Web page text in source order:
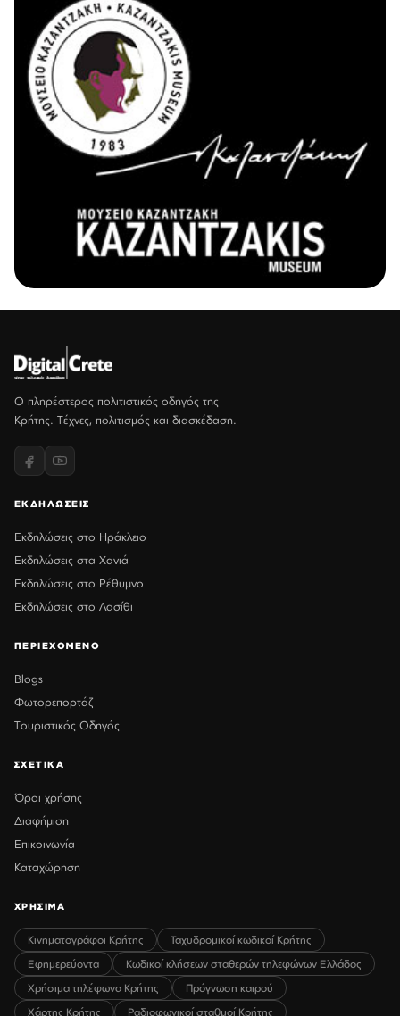
Ο πληρέστερος πολιτιστικός οδηγός της
Κρήτης. Τέχνες, πολιτισμός και διασκέδαση.
ΕΚΔΗΛΩΣΕΙΣ
Εκδηλώσεις στο Ηράκλειο
Εκδηλώσεις στα Χανιά
Εκδηλώσεις στο Ρέθυμνο
Εκδηλώσεις στο Λασίθι
ΠΕΡΙΕΧΟΜΕΝΟ
Blogs
Φωτορεπορτάζ
Τουριστικός Οδηγός
ΣΧΕΤΙΚΑ
Όροι χρήσης
Διαφήμιση
Επικοινωνία
Καταχώρηση
ΧΡΗΣΙΜΑ
Κινηματογράφοι Κρήτης
Ταχυδρομικοί κωδικοί Κρήτης
Εφημερεύοντα
Κωδικοί κλήσεων σταθερών τηλεφώνων Ελλάδος
Χρήσιμα τηλέφωνα Κρήτης
Πρόγνωση καιρού
Χάρτης Κρήτης
Ραδιοφωνικοί σταθμοί Κρήτης